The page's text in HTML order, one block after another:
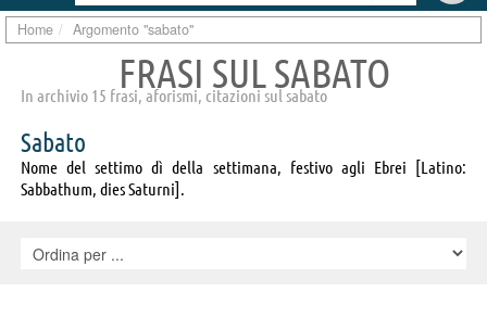
Home Argomento "sabato"
FRASI SUL SABATO
In archivio 15 frasi, aforismi, citazioni sul sabato
Sabato
Nome del settimo dì della settimana, festivo agli Ebrei [Latino:
Sabbathum, dies Saturni].